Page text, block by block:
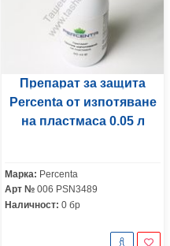
Препарат за защита
Percenta от изпотяване
на пластмаса 0.05 л
Марка: Percenta
Арт № 006 PSN3489
Наличност: 0 бр